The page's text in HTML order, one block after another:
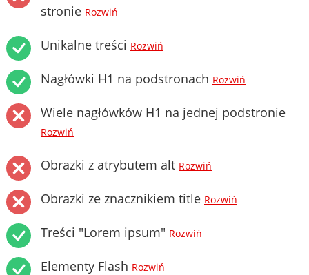
stronie Rozwiń
Unikalne treści Rozwiń
Nagłówki H1 na podstronach Rozwiń
Wiele nagłówków H1 na jednej podstronie
Rozwiń
Obrazki z atrybutem alt Rozwiń
Obrazki ze znacznikiem title Rozwiń
Treści "Lorem ipsum" Rozwiń
Elementy Flash Rozwiń